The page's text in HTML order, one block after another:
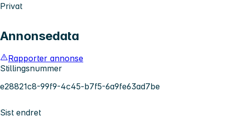
Privat
Annonsedata
Rapporter annonse
Stillingsnummer
e28821c8-99f9-4c45-b7f5-6a9fe63ad7be
Sist endret